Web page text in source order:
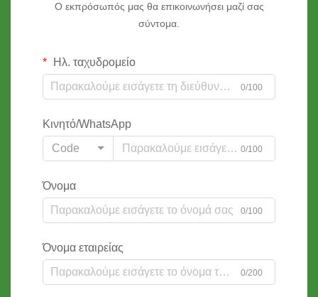
Ο εκπρόσωπός μας θα επικοινωνήσει μαζί σας
σύντομα.
Ηλ. ταχυδρομείο
0/100
Κινητό/WhatsApp
Code
0/100
Όνομα
0/100
Όνομα εταιρείας
0/200